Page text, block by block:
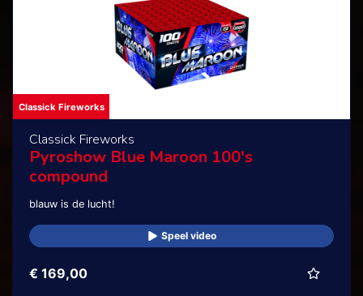
Classick Fireworks
Classick Fireworks
Pyroshow Blue Maroon 100's
compound
blauw is de lucht!
Speel video
€ 169,00